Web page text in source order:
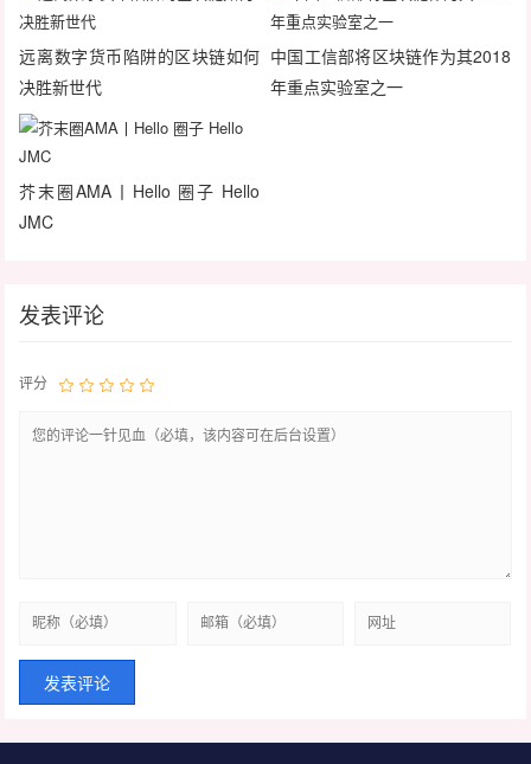
远离数字货币陷阱的区块链如何
决胜新世代
中国工信部将区块链作为其2018
年重点实验室之一
芥末圈AMA丨Hello 圈子 Hello
JMC
发表评论
评分